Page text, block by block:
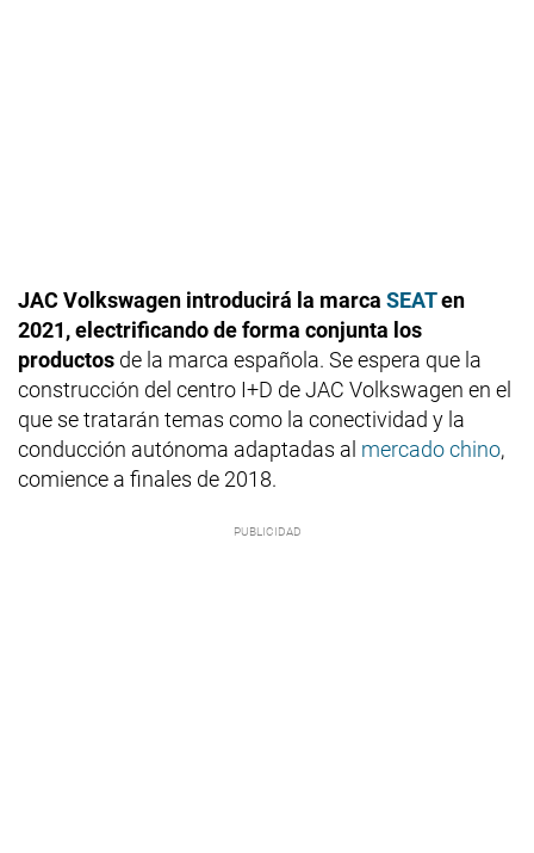
JAC Volkswagen introducirá la marca SEATen
2021, electrificando de forma conjunta los
productos de la marca española. Se espera que la
construcción del centro I+D de JAC Volkswagen en el
que se tratarán temas como la conectividad y la
conducción autónoma adaptadas al mercado chino,
comience a finales de 2018.